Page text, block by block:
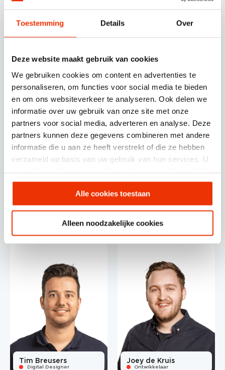
Toestemming Details Over
Deze website maakt gebruik van cookies
We gebruiken cookies om content en advertenties te
personaliseren, om functies voor social media te bieden
en om ons websiteverkeer te analyseren. Ook delen we
informatie over uw gebruik van onze site met onze
partners voor social media, adverteren en analyse. Deze
partners kunnen deze gegevens combineren met andere
informatie die u aan ze heeft verstrekt of die ze hebben
verzameld op basis van uw gebruik van hun services. U
gebruiken.
Alle cookies toestaan
Alleen noodzakelijke cookies
Dit wordt jouw team
Nils van Breen Robbin van Tankeren
Tim Breusers
Digital Designer
Joey de Kruis
Ontwikkelaar